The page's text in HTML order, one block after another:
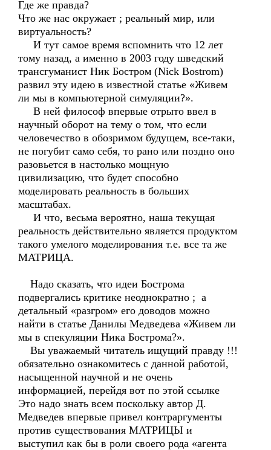
Где же правда?
Что же нас окружает ; реальный мир, или
виртуальность?
И тут самое время вспомнить что 12 лет
тому назад, а именно в 2003 году шведский
трансгуманист Ник Бостром (Nick Bostrom)
развил эту идею в известной статье «Живем
ли мы в компьютерной симуляции?».
В ней философ впервые отрыто ввел в
научный оборот на тему о том, что если
человечество в обозримом будущем, все-таки,
не погубит само себя, то рано или поздно оно
разовьется в настолько мощную
цивилизацию, что будет способно
моделировать реальность в больших
масштабах.
И что, весьма вероятно, наша текущая
реальность действительно является продуктом
такого умелого моделирования т.е. все та же
МАТРИЦА.
Надо сказать, что идеи Бострома
подвергались критике неоднократно ; а
детальный «разгром» его доводов можно
найти в статье Данилы Медведева «Живем ли
мы в спекуляции Ника Бострома?».
Вы уважаемый читатель ищущий правду !!!
обязательно ознакомитесь с данной работой,
насыщенной научной и не очень
информацией, перейдя вот по этой ссылке
Это надо знать всем поскольку автор Д.
Медведев впервые привел контраргументы
против существования МАТРИЦЫ и
выступил как бы в роли своего рода «агента